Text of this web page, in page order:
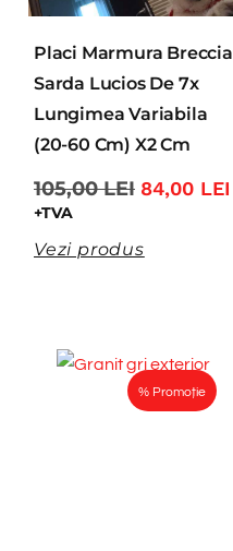
Placi Marmura Breccia
Sarda Lucios De 7x
Lungimea Variabila
(20-60 Cm) X2 Cm
105,00LEI 84,00 LEI
+TVA
Vezi produs
% Promoție